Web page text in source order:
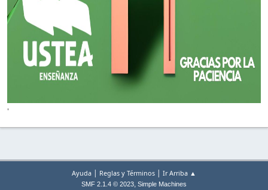
'
Ayuda | Reglas y Términos | Ir Arriba ▲
SMF 2.1.4 © 2023, Simple Machines